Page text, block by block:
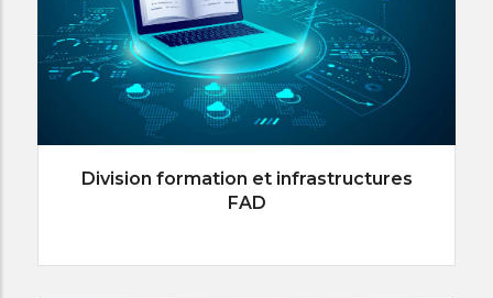
Division formation et infrastructures
FAD